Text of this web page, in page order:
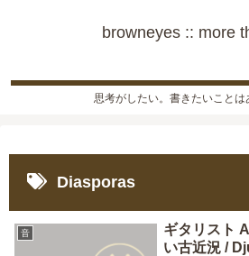
browneyes :: more
思考がしたい。書きたいことは
Diasporas
音
ギタリスト
い古近況 /